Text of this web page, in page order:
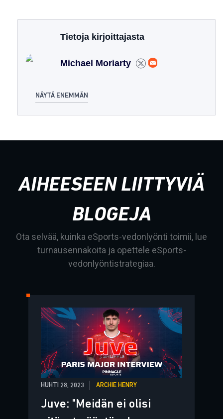
Tietoja kirjoittajasta
Michael Moriarty
NÄYTÄ ENEMMÄN
AIHEESEEN LIITTYVIÄ
BLOGEJA
Ota selvää, kuinka eSports-vedonlyönti toimii, lue
turnausennakoita ja opettele eSports-
vedonlyöntistrategiaa.
HUHTI 28, 2023 ARCHIE HENRY
Juve: "Meidän ei olisi